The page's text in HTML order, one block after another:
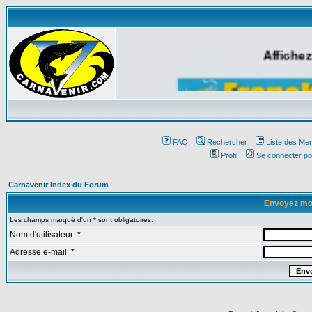
FAQ Rechercher
Liste des
Profil
Se connecter
Carnavenir Index du Forum
Envoyez
Les champs marqué d'un * sont obligatoires.
Nom d'utilisateur: *
Adresse e-mail: *